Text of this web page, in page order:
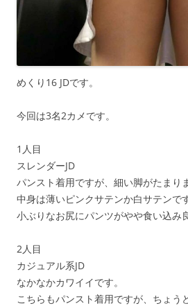
めくり16 JDです。
今回は3名2カメです。
1人目
スレンダーJD
パンスト着用ですが、細い脚がたまり
中身は薄いピンクサテンか白サテンで
小ぶりなお尻にパンツがやや食い込み
2人目
カジュアル系JD
なかなかカワイイです。
こちらもパンスト着用ですが、ちょう